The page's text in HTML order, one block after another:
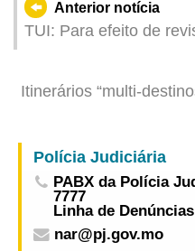
Anterior notícia
TUI: Para efeito de
do exterior, é
do direito de Macau
Itinerários “multi-
de turismo do exterior
aos recursos das ilhas
mercados de
Polícia Judiciária
PABX da Polícia
7777
Linha de
nar@pj.gov.mo